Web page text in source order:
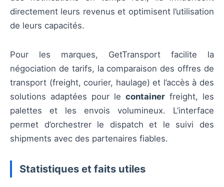
directement leurs revenus et optimisent l’utilisation
de leurs capacités.
Pour les marques, GetTransport facilite la
négociation de tarifs, la comparaison des offres de
transport (freight, courier, haulage) et l’accès à des
solutions adaptées pour le container freight, les
palettes et les envois volumineux. L’interface
permet d’orchestrer le dispatch et le suivi des
shipments avec des partenaires fiables.
Statistiques et faits utiles